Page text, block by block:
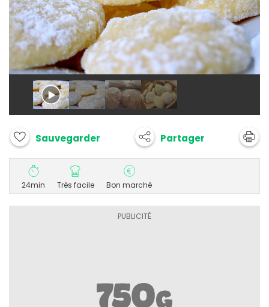
Sauvegarder Partager
24min Très facile Bon marché